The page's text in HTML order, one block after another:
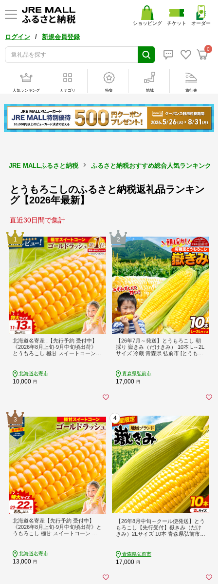
ログイン / 新規会員登録
0
ショッピング チケット オーダー
人気ランキング カテゴリ 特集 地域 旅行先
JRE MALLふるさと納税 ふるさと納税おすすめ総合人気ランキング
とうもろこしのふるさと納税返礼品ランキン
グ【2026年最新】
直近30日間で集計
1
北海道名寄産 ;【先行予約 受付中】
《2026年8月上旬-9月中旬頃出荷》
とうもろこし 極甘 スイートコーン
北海道名寄市
10,000 円
2
【26年7月～発送】とうもろこし 朝
採り 嶽きみ（だけきみ） 10本 L～2L
サイズ 冷蔵 青森県 弘前市 [とうもろ
青森県弘前市
17,000 円
3
北海道名寄産【先行予約 受付中】
《2026年8月上旬-9月中旬頃出荷》と
うもろこし 極甘 スイートコーン 「
500g_hp---
北海道名寄市
13,000 円
4
【26年8月中旬～クール便発送】とう
もろこし【先行受付】嶽きみ（だけ
きみ）2Lサイズ 10本 青森県弘前市産
ろさき ブランド もろこし 弘前 青森
美味 野菜 嶽きみ]
青森県弘前市
17,000 円